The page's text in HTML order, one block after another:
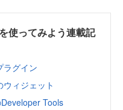
使ってみよう連載記
ラグイン
ィジェット
Tools